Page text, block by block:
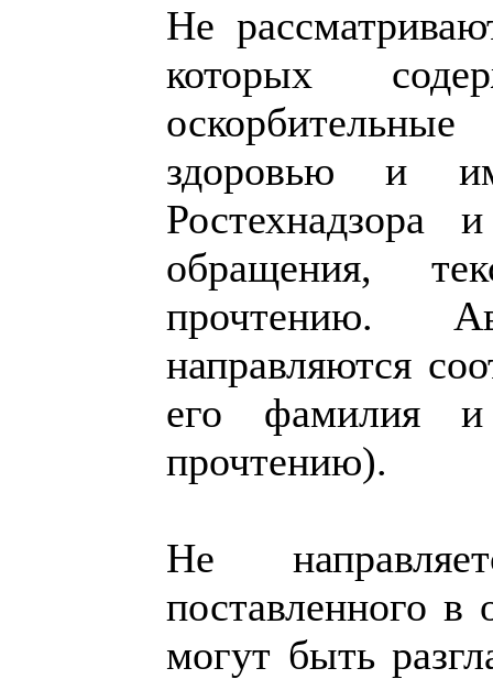
Не
которых
здоровью и
обращения,
прочтению.
направляются
его фамилия и
прочтению).
Не
поставленного
могут быть